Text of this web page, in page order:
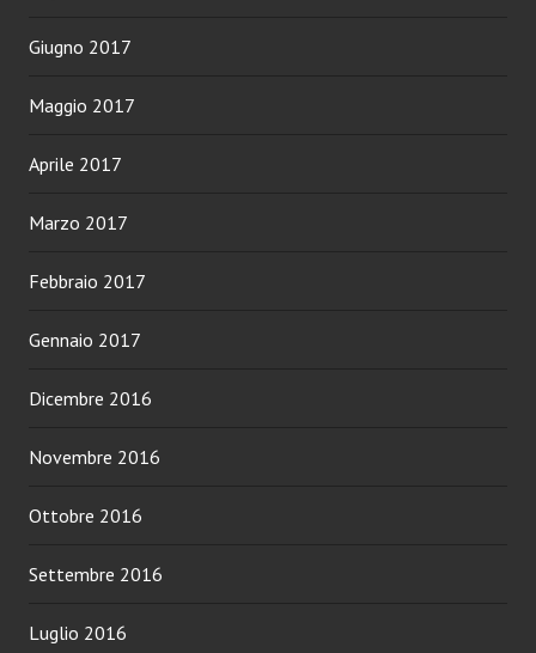
Giugno 2017
Maggio 2017
Aprile 2017
Marzo 2017
Febbraio 2017
Gennaio 2017
Dicembre 2016
Novembre 2016
Ottobre 2016
Settembre 2016
Luglio 2016